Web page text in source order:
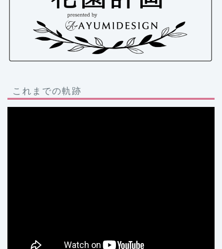
これまでの軌跡